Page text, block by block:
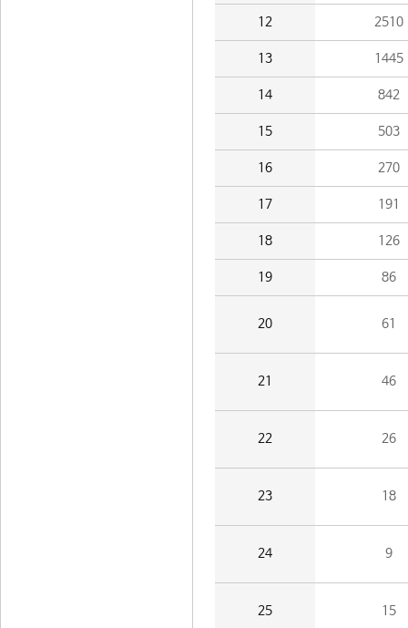
12 2510
13 1445
14 842
15 503
16 270
17 191
18 126
19 86
20 61
21 46
22 26
23 18
24 9
25 15